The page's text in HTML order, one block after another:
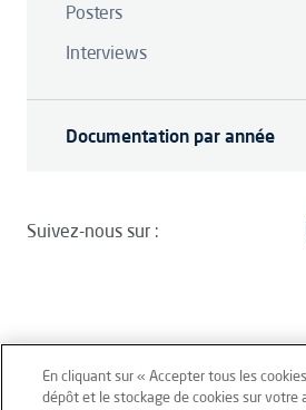
Posters
Interviews
Documentation par année
Suivez-nous sur :
En cliquant sur « Accepter tous les
dépôt et le stockage de cookies sur votre